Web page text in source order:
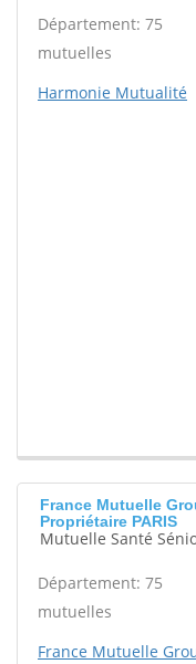
Département: 75
mutuelles
Harmonie Mutualité
France Mutuelle
Propriétaire PARIS
Mutuelle Santé
Département: 75
mutuelles
France Mutuelle